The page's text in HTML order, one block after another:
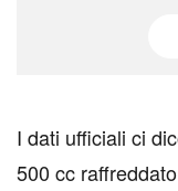
I dati ufficiali ci
500 cc